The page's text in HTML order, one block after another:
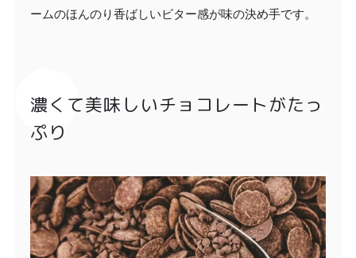
ームのほんのり香ばしいビター感が味の決め手です。
濃くて美味しいチョコレートがたっ
ぷり